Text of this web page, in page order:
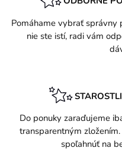
Pomáhame vybrať správny
nie ste istí, radi vám
Do ponuky zaraďujeme
transparentným
spoľahnúť na